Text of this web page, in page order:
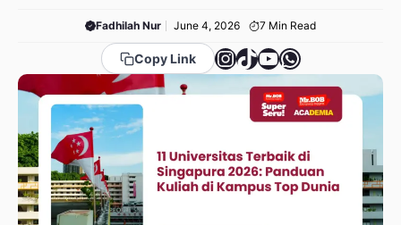
Fadhilah Nur June 4, 2026 7 Min Read
Copy Link Instagram
TikTok
YouTube
WhatsApp